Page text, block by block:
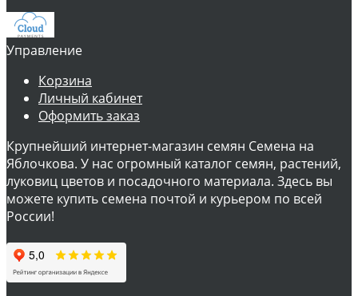
Управление
Корзина
Личный кабинет
Оформить заказ
Крупнейший интернет-магазин семян Семена на
Яблочкова. У нас огромный каталог семян, растений,
луковиц цветов и посадочного материала. Здесь вы
можете купить семена почтой и курьером по всей
России!